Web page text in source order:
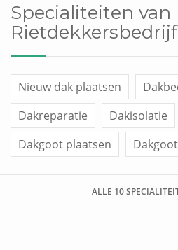
Specialiteiten van
Nieuw dak plaatsen
Dakreparatie
Dakisolatie
Dakgoot plaatsen
Dakraam plaatsen
ALLE 10